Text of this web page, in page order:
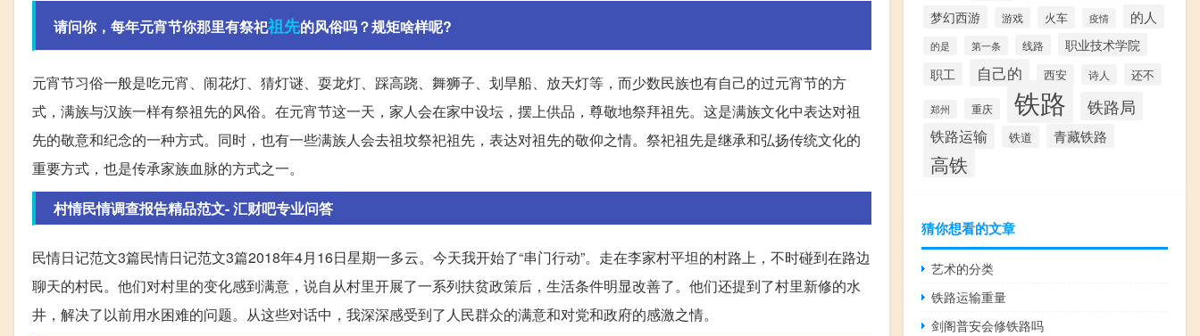
请问你，每年元宵节你那里有祭祀祖先的风俗吗？规矩啥样呢?
元宵节习俗一般是吃元宵、闹花灯、猜灯谜、耍龙灯、踩高跷、舞狮子、划旱船、放天灯等，而少数民族也有自己的过元宵节的方
式，满族与汉族一样有祭祖先的风俗。在元宵节这一天，家人会在家中设坛，摆上供品，尊敬地祭拜祖先。这是满族文化中表达对祖
先的敬意和纪念的一种方式。同时，也有一些满族人会去祖坟祭祀祖先，表达对祖先的敬仰之情。祭祀祖先是继承和弘扬传统文化的
重要方式，也是传承家族血脉的方式之一。
村情民情调查报告精品范文- 汇财吧专业问答
民情日记范文3篇民情日记范文3篇2018年4月16日星期一多云。今天我开始了“串门行动”。走在李家村平坦的村路上，不时碰到在路边
聊天的村民。他们对村里的变化感到满意，说自从村里开展了一系列扶贫政策后，生活条件明显改善了。他们还提到了村里新修的水
井，解决了以前用水困难的问题。从这些对话中，我深深感受到了人民群众的满意和对党和政府的感激之情。
梦幻西游 游戏 火车 疫情 的人
的是 第一条 线路
职业技术学院
职工
自己的 西安 诗人 还不
郑州 重庆 铁路 铁路局
铁路运输 铁道 青藏铁路
高铁
猜你想看的文章
艺术的分类
铁路运输重量
剑阁普安会修铁路吗